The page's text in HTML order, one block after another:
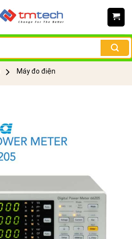
Máy đo điện